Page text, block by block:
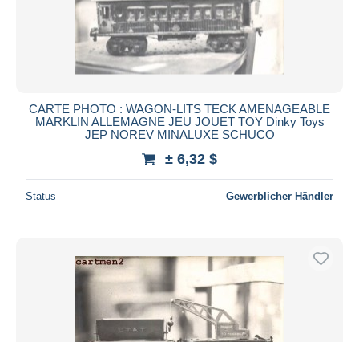
CARTE PHOTO : WAGON-LITS TECK AMENAGEABLE
MARKLIN ALLEMAGNE JEU JOUET TOY Dinky Toys
JEP NOREV MINALUXE SCHUCO
± 6,32 $
Status Gewerblicher Händler